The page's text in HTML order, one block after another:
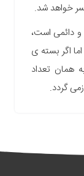
خواهد شد.
دائمی است،
اگر بسته ی
همان تعداد
گردد.